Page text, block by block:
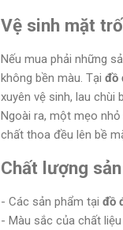
Vệ sinh mặt
Nếu mua phải những
không bền màu. Tại đồ
xuyên vệ sinh, lau chùi
Ngoài ra, một mẹo
chất thoa đều lên bề
Chất lượng
- Các sản phẩm tại đồ
- Màu sắc của chất